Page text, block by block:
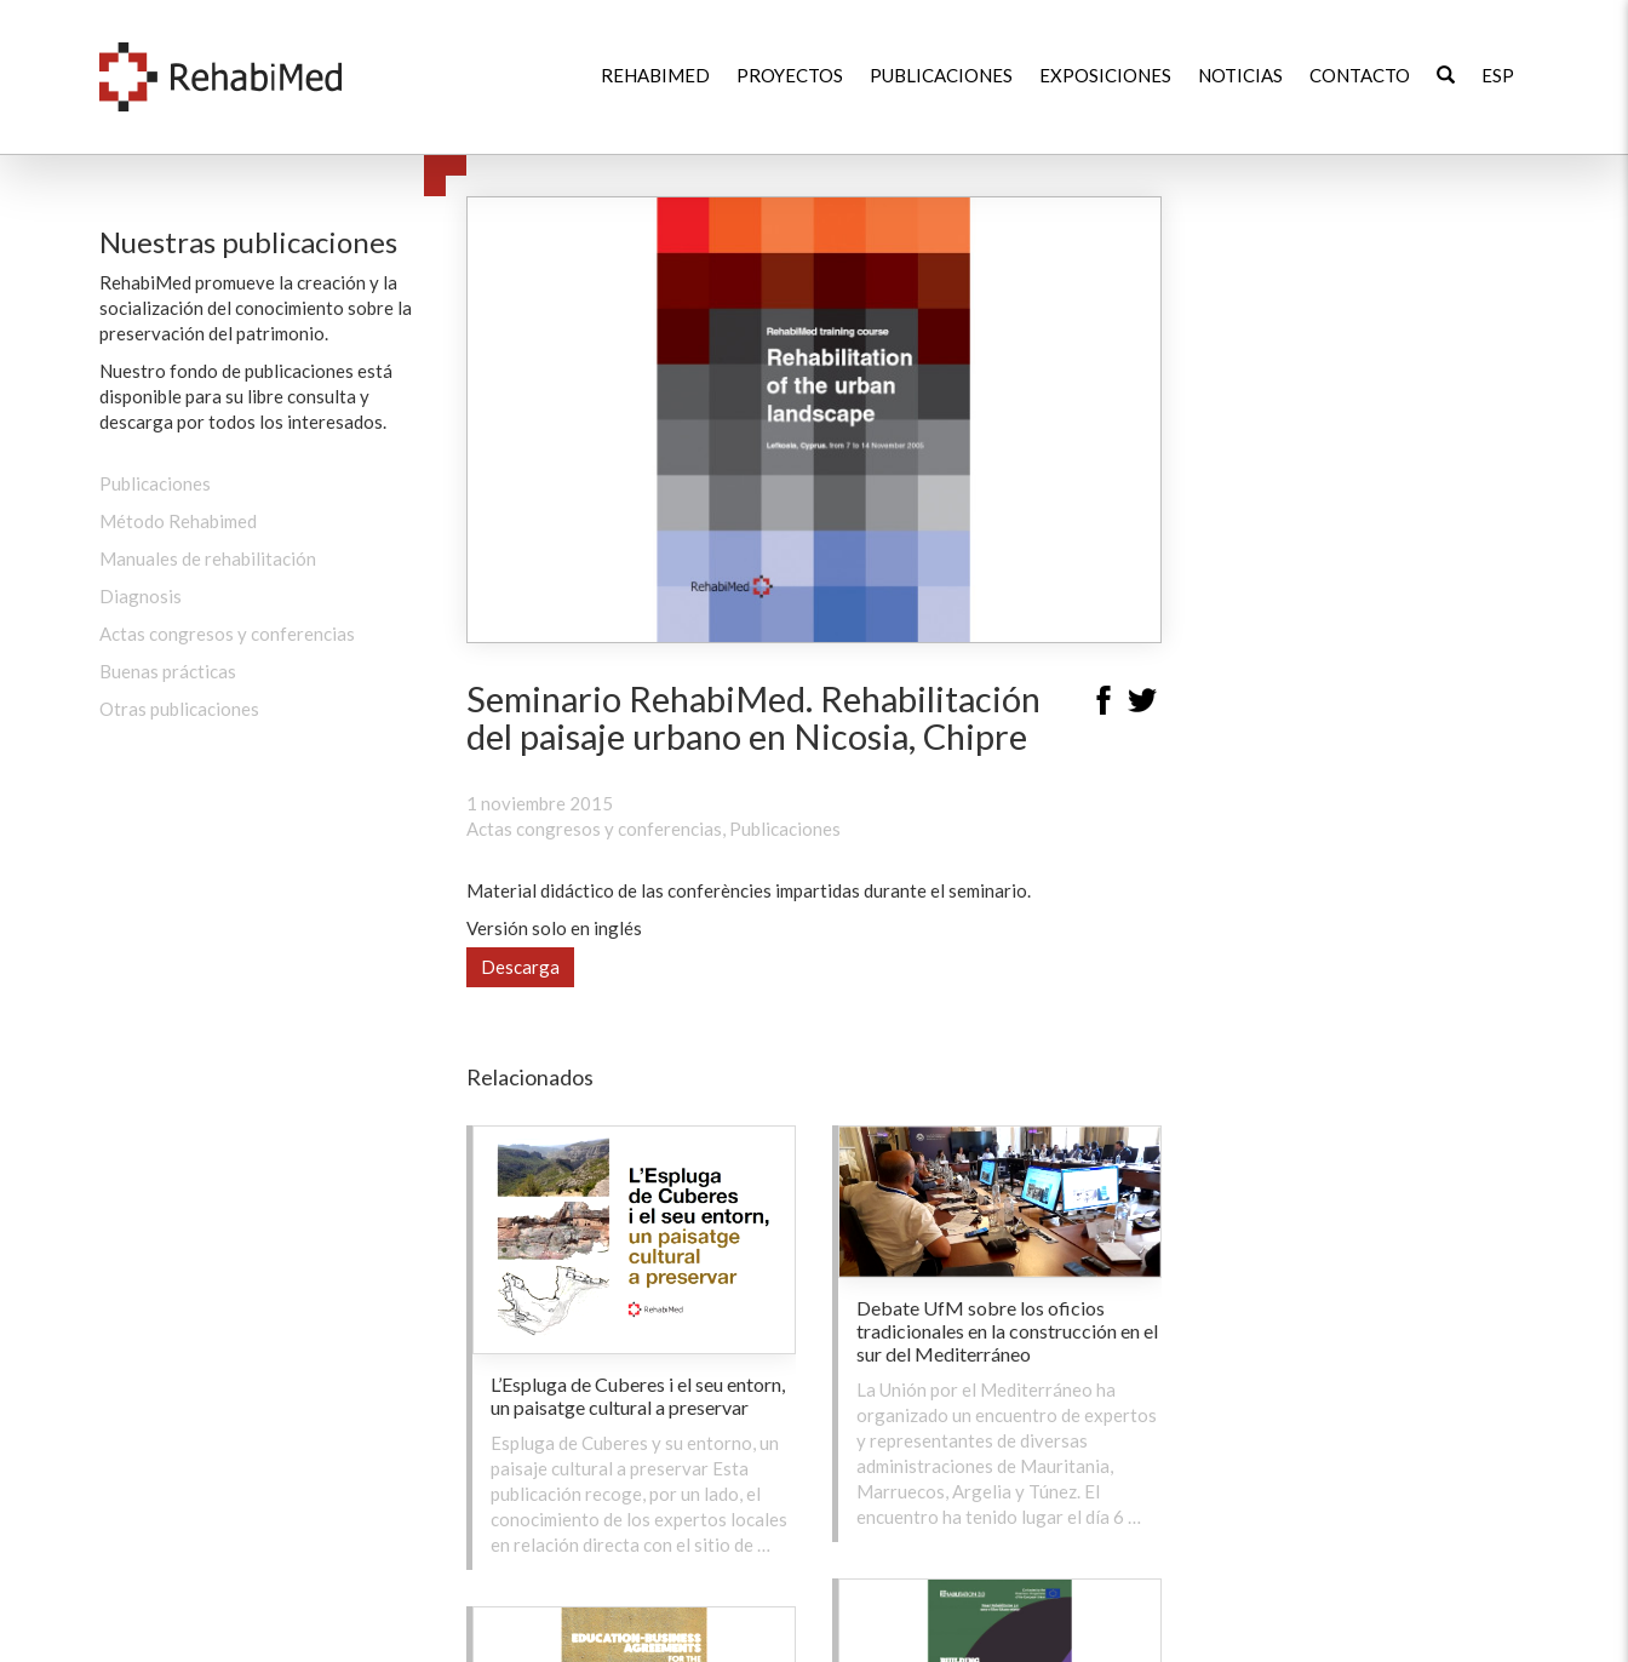
REHABIMED PROYECTOS PUBLICACIONES EXPOSICIONES NOTICIAS CONTACTO ESP
Nuestras publicaciones
RehabiMed promueve la creación y la
socialización del conocimiento sobre la
preservación del patrimonio.
Nuestro fondo de publicaciones está
disponible para su libre consulta y
descarga por todos los interesados.
Publicaciones
Método Rehabimed
Manuales de rehabilitación
Diagnosis
Actas congresos y conferencias
Buenas prácticas
Otras publicaciones
Seminario RehabiMed. Rehabilitación
del paisaje urbano en Nicosia, Chipre
1 noviembre 2015
Actas congresos y conferencias Publicaciones
Material didáctico de las conferències impartidas durante el seminario.
Versión solo en inglés
Descarga
Relacionados
L’Espluga de Cuberes i el seu entorn,
un paisatge cultural a preservar
Espluga de Cuberes y su entorno, un
paisaje cultural a preservar Esta
publicación recoge, por un lado, el
conocimiento de los expertos locales
en relación directa con el sitio de …
Debate UfM sobre los oficios
tradicionales en la construcción en el
sur del Mediterráneo
La Unión por el Mediterráneo ha
organizado un encuentro de expertos
y representantes de diversas
administraciones de Mauritania,
Marruecos, Argelia y Túnez. El
encuentro ha tenido lugar el día 6 …